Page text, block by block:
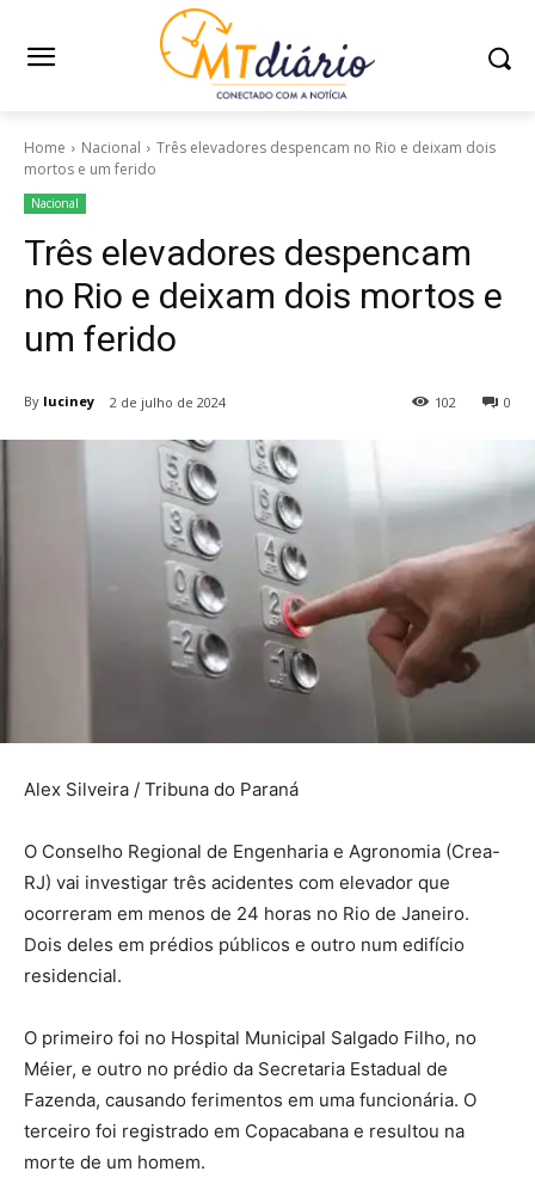
Home Nacional
Três elevadores despencam no Rio e deixam dois
mortos e um ferido
Nacional
Três elevadores despencam
no Rio e deixam dois mortos e
um ferido
By luciney 2 de julho de 2024 0
102
Alex Silveira / Tribuna do Paraná
O Conselho Regional de Engenharia e Agronomia (Crea-
RJ) vai investigar três acidentes com elevador que
ocorreram em menos de 24 horas no Rio de Janeiro.
Dois deles em prédios públicos e outro num edifício
residencial.
O primeiro foi no Hospital Municipal Salgado Filho, no
Méier, e outro no prédio da Secretaria Estadual de
Fazenda, causando ferimentos em uma funcionária. O
terceiro foi registrado em Copacabana e resultou na
morte de um homem.